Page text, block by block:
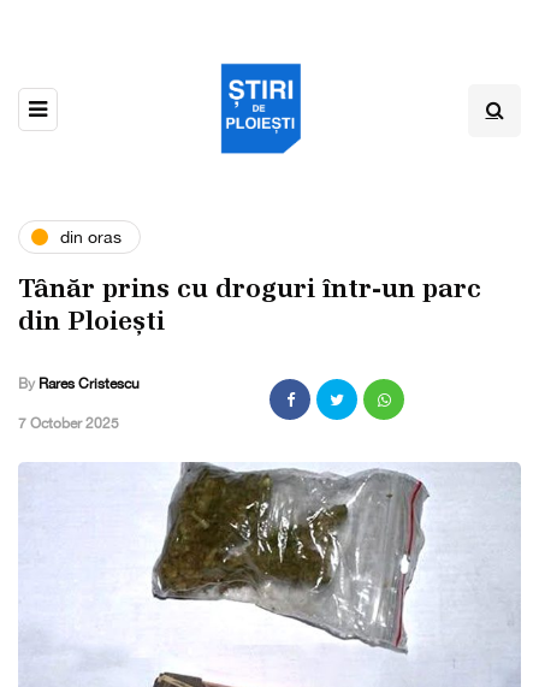
din oras
Tânăr prins cu droguri într-un parc
din Ploiești
By Rares Cristescu
,7 October 2025